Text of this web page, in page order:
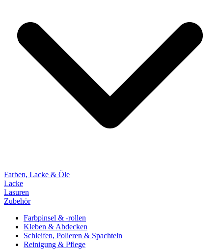
Farben, Lacke & Öle
Lacke
Lasuren
Zubehör
Farbpinsel & -rollen
Kleben & Abdecken
Schleifen, Polieren & Spachteln
Reinigung & Pflege